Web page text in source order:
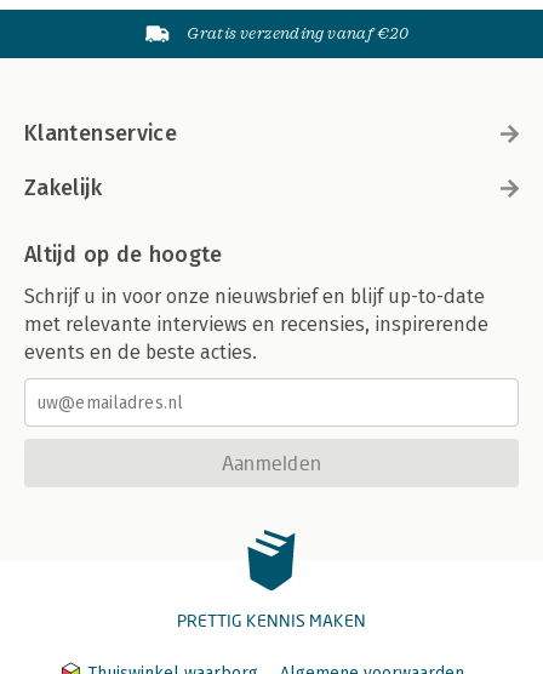
Gratis verzending vanaf €20
Klantenservice
Zakelijk
Altijd op de hoogte
Schrijf u in voor onze nieuwsbrief en blijf up-to-date
met relevante interviews en recensies, inspirerende
events en de beste acties.
Aanmelden
PRETTIG KENNIS MAKEN